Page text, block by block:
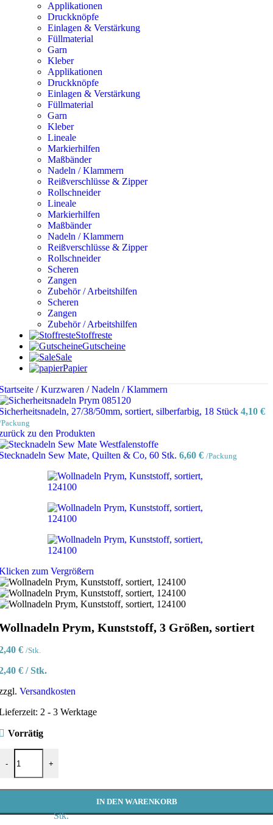
Applikationen
Druckknöpfe
Einlagen & Verstärkung
Füllmaterial
Garn
Kleber
Applikationen
Druckknöpfe
Einlagen & Verstärkung
Füllmaterial
Garn
Kleber
Lineale
Markierhilfen
Maßbänder
Nadeln / Klammern
Reißverschlüsse & Zipper
Rollschneider
Lineale
Markierhilfen
Maßbänder
Nadeln / Klammern
Reißverschlüsse & Zipper
Rollschneider
Scheren
Zangen
Zubehör / Arbeitshilfen
Scheren
Zangen
Zubehör / Arbeitshilfen
Stoffreste
Gutscheine
Sale
Papier
/ Kurzwaren / Nadeln / Klammern
27/38/50mm, sortiert, silberfarbig, 18 Stück 4,10 €
zu den Produkten
Sew Mate, Quilten & Co, 60 Stk. 6,60 € /Packung
zum Vergrößern
Prym, Kunststoff, 3 Größen, sortiert
€ /Stk.
€ /Stk.
Versandkosten
2 - 3 Werktage
Vorrätig
-
Prym, Kunststoff, 3 Größen, sortiert Menge
+
Stk.
IN DEN WARENKORB